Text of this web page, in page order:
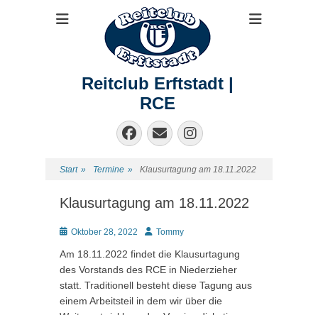
Reitclub Erftstadt |
RCE
Facebook
E-
Mail
Instagram
Start » Termine » Klausurtagung am 18.11.2022
Klausurtagung am 18.11.2022
Posted
Oktober 28, 2022 AutorTommy
Am 18.11.2022 findet die Klausurtagung
des Vorstands des RCE in Niederzieher
statt. Traditionell besteht diese Tagung aus
einem Arbeitsteil in dem wir über die